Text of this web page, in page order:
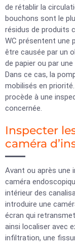
de rétablir la
bouchons sont le
résidus de produits
WC présentent une
être causée par un
de papier ou par
Dans ce cas, la
mobilisés en
procède à une
concernée.
Inspecter
caméra
Avant ou après une
caméra
intérieur des
introduire une
écran qui
ainsi localiser avec
infiltration, une